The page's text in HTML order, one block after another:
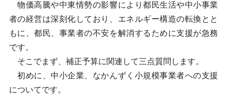
物価高騰や中東情勢の影響により都民生活や中小事業
者の経営は深刻化しており、エネルギー構造の転換とと
もに、都民、事業者の不安を解消するために支援が急務
です。
そこでまず、補正予算に関連して三点質問します。
初めに、中小企業、なかんずく小規模事業者への支援
についてです。